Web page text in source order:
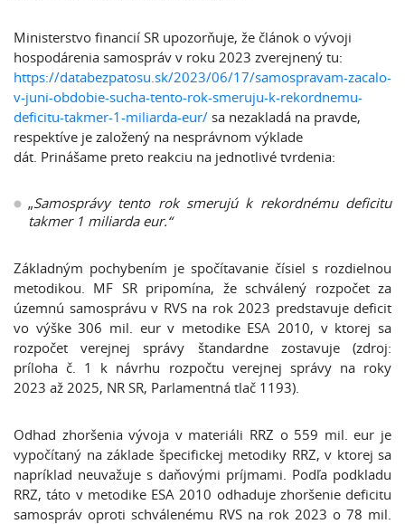
Ministerstvo financií SR upozorňuje, že článok o vývoji
hospodárenia samospráv v roku 2023 zverejnený tu:
https://databezpatosu.sk/2023/06/17/samospravam-zacalo-
v-juni-obdobie-sucha-tento-rok-smeruju-k-rekordnemu-
deficitu-takmer-1-miliarda-eur/ sa nezakladá na pravde,
respektíve je založený na nesprávnom výklade
dát. Prinášame preto reakciu na jednotlivé tvrdenia:
„Samosprávy tento rok smerujú k rekordnému deficitu
takmer 1 miliarda eur.“
Základným pochybením je spočítavanie čísiel s rozdielnou
metodikou. MF SR pripomína, že schválený rozpočet za
územnú samosprávu v RVS na rok 2023 predstavuje deficit
vo výške 306 mil. eur v metodike ESA 2010, v ktorej sa
rozpočet verejnej správy štandardne zostavuje (zdroj:
príloha č. 1 k návrhu rozpočtu verejnej správy na roky
2023 až 2025, NR SR, Parlamentná tlač 1193).
Odhad zhoršenia vývoja v materiáli RRZ o 559 mil. eur je
vypočítaný na základe špecifickej metodiky RRZ, v ktorej sa
napríklad neuvažuje s daňovými príjmami. Podľa podkladu
RRZ, táto v metodike ESA 2010 odhaduje zhoršenie deficitu
samospráv oproti schválenému RVS na rok 2023 o 78 mil.